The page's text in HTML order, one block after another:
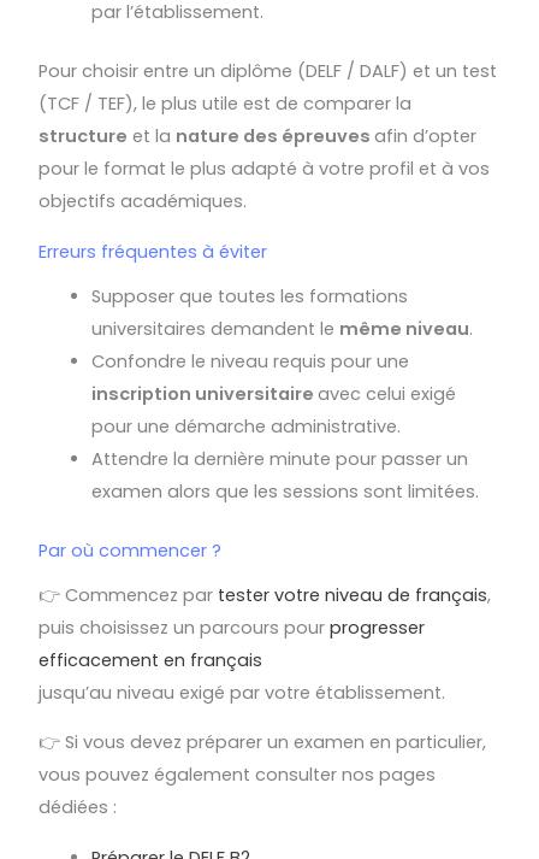
par l’établissement.
Pour choisir entre un diplôme (DELF / DALF) et un test
(TCF / TEF), le plus utile est de comparer la
structure et la nature des épreuvesafin d’opter
pour le format le plus adapté à votre profil et à vos
objectifs académiques.
Erreurs fréquentes à éviter
Supposer que toutes les formations
universitaires demandent le même niveau.
Confondre le niveau requis pour une
inscription universitaire avec celui exigé
pour une démarche administrative.
Attendre la dernière minute pour passer un
examen alors que les sessions sont limitées.
Par où commencer ?
👉 Commencez par tester votre niveau de français,
puis choisissez un parcours pourprogresser
efficacement en français
jusqu’au niveau exigé par votre établissement.
👉 Si vous devez préparer un examen en particulier,
vous pouvez également consulter nos pages
dédiées :